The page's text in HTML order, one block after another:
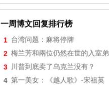
一周博文回复排行榜
1 台湾问题：麻将停牌
2 梅兰芳和兩位仍然在世的入室弟
3 川普到底卖了乌克兰没有？
4 第一美女：《越人歌》-宋祖英